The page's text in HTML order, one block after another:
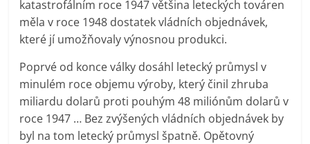
katastrofálním roce 1947 většina leteckých továren
měla v roce 1948 dostatek vládních objednávek,
které jí umožňovaly výnosnou produkci.
Poprvé od konce války dosáhl letecký průmysl v
minulém roce objemu výroby, který činil zhruba
miliardu dolarů proti pouhým 48 miliónům dolarů v
roce 1947 … Bez zvýšených vládních objednávek by
byl na tom letecký průmysl špatně. Opětovný